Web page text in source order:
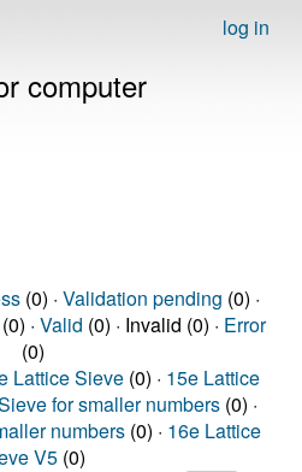
log in
computer
(0) · Validation pending (0) ·
· Valid (0) · Invalid (0) · Error
(0)
Lattice Sieve (0) · 15e Lattice
for smaller numbers (0) ·
numbers (0) · 16e Lattice
V5 (0)